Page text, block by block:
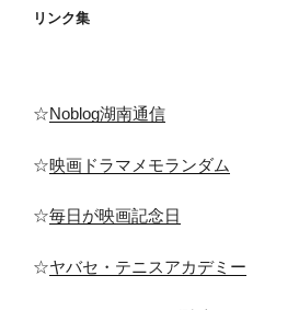
リンク集
☆Noblog湖南通信
☆映画ドラマメモランダム
☆毎日が映画記念日
☆ヤバセ・テニスアカデミー